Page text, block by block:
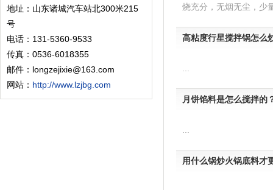
地址：山东诸城汽车站北300米215
号
电话：131-5360-9533
传真：0536-6018355
邮件：longzejixie@163.com
网站： http://www.lzjbg.com
烧充分，无烟无尘，少
高粘度行星搅拌锅怎么
月饼馅料是怎么搅拌的
用什么锅炒火锅底料才